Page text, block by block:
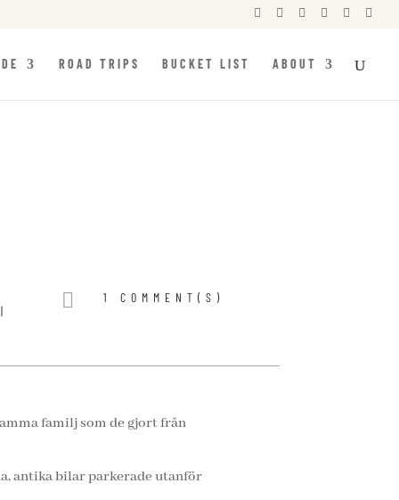
     
ROAD TRIPS BUCKET LIST ABOUT
|
 1 COMMENT(S)
familj som de gjort från
antika bilar parkerade utanför